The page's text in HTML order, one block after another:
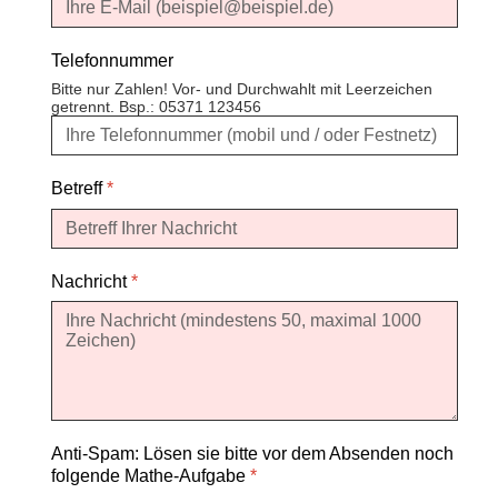
Telefonnummer
Bitte nur Zahlen! Vor- und Durchwahlt mit Leerzeichen
getrennt. Bsp.: 05371 123456
Betreff*
Nachricht*
Anti-Spam: Lösen sie bitte vor dem Absenden noch
folgende Mathe-Aufgabe*